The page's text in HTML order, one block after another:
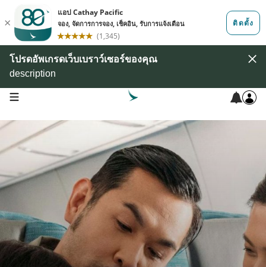
โปรดอัพเกรดเว็บเบราว์เซอร์ของคุณ
description
open navigation menu